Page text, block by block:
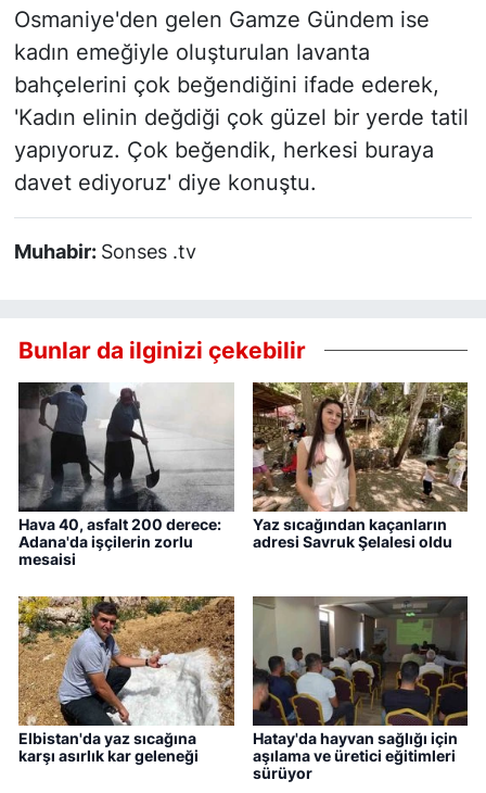
Osmaniye'den gelen Gamze Gündem ise
kadın emeğiyle oluşturulan lavanta
bahçelerini çok beğendiğini ifade ederek,
'Kadın elinin değdiği çok güzel bir yerde tatil
yapıyoruz. Çok beğendik, herkesi buraya
davet ediyoruz' diye konuştu.
Muhabir: Sonses .tv
Bunlar da ilginizi çekebilir
Hava 40, asfalt 200 derece:
Adana'da işçilerin zorlu
mesaisi
Yaz sıcağından kaçanların
adresi Savruk Şelalesi oldu
Elbistan'da yaz sıcağına
karşı asırlık kar geleneği
Hatay'da hayvan sağlığı için
aşılama ve üretici eğitimleri
sürüyor